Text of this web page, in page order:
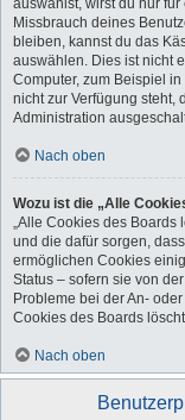
auswählst, wirst du nur
Missbrauch deines
bleiben, kannst du das
auswählen. Dies ist nicht
Computer, zum Beispiel
nicht zur Verfügung steht,
Administration
Nach oben
Wozu ist die „Alle
„Alle Cookies des Boards
und die dafür sorgen,
ermöglichen Cookies
Status – sofern sie von
Probleme bei der An-
Cookies des Boards
Nach oben